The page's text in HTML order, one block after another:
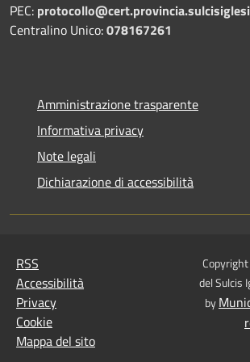
PEC: protocollo@cert.provincia.
Centralino Unico:078167261
Amministrazione trasparente
Informativa privacy
Note legali
Dichiarazione di accessibilità
RSS
Accessibilità
Privacy
Cookie
Mappa del sito
del Sulcis
by